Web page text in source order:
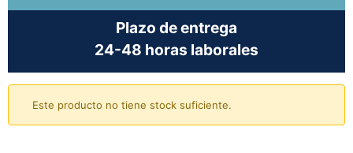
Plazo de entrega
24-48 horas laborales
Este producto no tiene stock suficiente.